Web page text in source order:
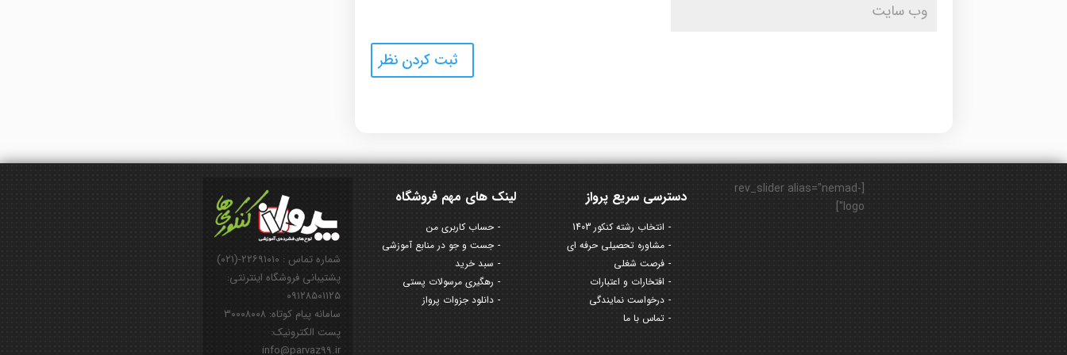
شماره تماس : ۲۲۶۹۱۰۱۰-(۰۲۱)
پشتیبانی فروشگاه اینترنتی:
۰۹۱۲۸۵۰۱۱۲۵
سامانه پیام کوتاه: ۳۰۰۰۸۰۰۸
پست الکترونیک:
info@parvaz99.ir
لینک های مهم فروشگاه
حساب کاربری من
جست و جو در منابع آموزشی
سبد خرید
رهگیری مرسولات پستی
دانلود جزوات پرواز
دسترسی سریع پرواز
انتخاب رشته کنکور 1403
مشاوره تحصیلی حرفه ای
فرصت شغلی
افتخارات و اعتبارات
درخواست نمایندگی
تماس با ما
[rev_slider alias="nemad-
logo"]